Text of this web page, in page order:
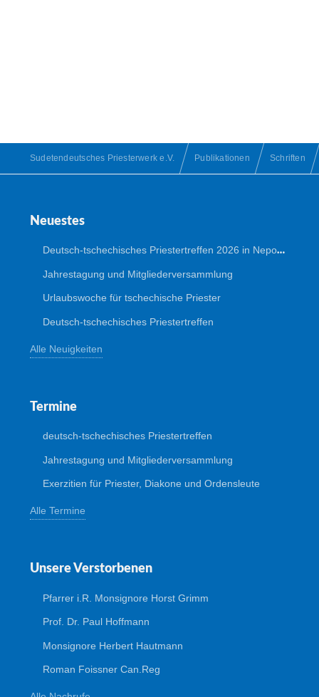
Sudetendeutsches Priesterwerk e.V. Publikationen Schriften
Neuestes
Deutsch-tschechisches Priestertreffen 2026 in Nepomuk
Jahrestagung und Mitgliederversammlung
Urlaubswoche für tschechische Priester
Deutsch-tschechisches Priestertreffen
Alle Neuigkeiten
Termine
deutsch-tschechisches Priestertreffen
Jahrestagung und Mitgliederversammlung
Exerzitien für Priester, Diakone und Ordensleute
Alle Termine
Unsere Verstorbenen
Pfarrer i.R. Monsignore Horst Grimm
Prof. Dr. Paul Hoffmann
Monsignore Herbert Hautmann
Roman Foissner Can.Reg